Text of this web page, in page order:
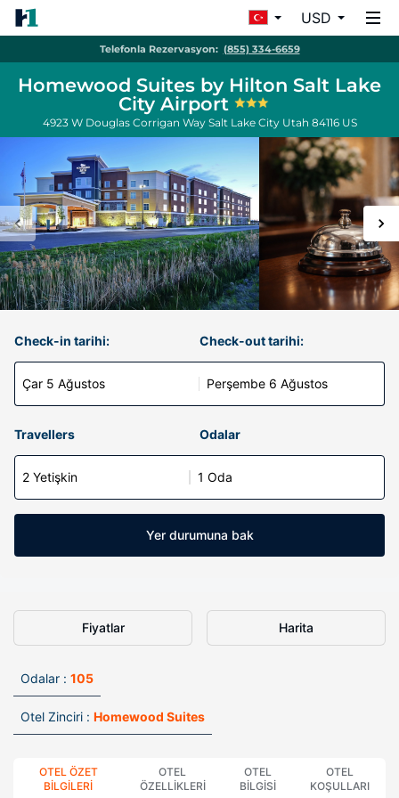
USD
Telefonla Rezervasyon: (855) 334-6659
Homewood Suites by Hilton Salt Lake
City Airport
4923 W Douglas Corrigan Way Salt Lake City Utah 84116 US
Check-in tarihi:
Çar 5 Ağustos
Check-out tarihi:
Perşembe 6 Ağustos
Travellers Odalar
2 Yetişkin 1 Oda
Yer durumuna bak
Fiyatlar Harita
Odalar : 105
Otel Zinciri : Homewood Suites
OTEL ÖZET
BILGILERI
OTEL
ÖZELLIKLERI
OTEL
BILGISI
OTEL
KOŞULLARI